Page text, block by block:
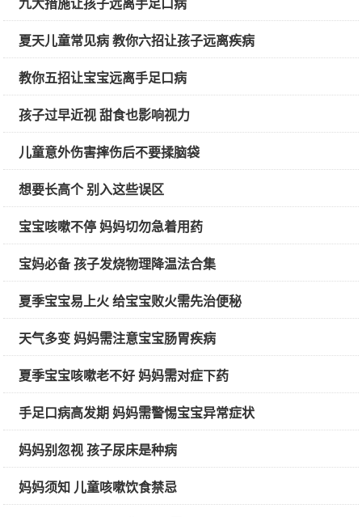
九大措施让孩子远离手足口病
夏天儿童常见病 教你六招让孩子远离疾病
教你五招让宝宝远离手足口病
孩子过早近视 甜食也影响视力
儿童意外伤害摔伤后不要揉脑袋
想要长高个 别入这些误区
宝宝咳嗽不停 妈妈切勿急着用药
宝妈必备 孩子发烧物理降温法合集
夏季宝宝易上火 给宝宝败火需先治便秘
天气多变 妈妈需注意宝宝肠胃疾病
夏季宝宝咳嗽老不好 妈妈需对症下药
手足口病高发期 妈妈需警惕宝宝异常症状
妈妈别忽视 孩子尿床是种病
妈妈须知 儿童咳嗽饮食禁忌